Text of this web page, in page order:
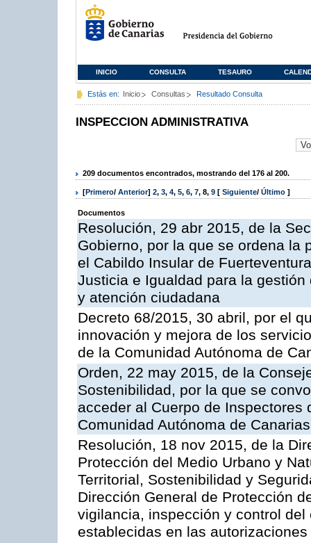
INICIO CONSULTA TESAURO
Estás en: Inicio Consultas Resultado Consulta
INSPECCION ADMINISTRATIVA
209 documentos encontrados, mostrando del 176 al 200.
[Primero/ Anterior] 2, 3, 4, 5, 6, 7, 8, 9 [ Siguiente/ Último ]
Documentos
Resolución, 29 abr 2015, de la
Gobierno, por la que se ordena la
el Cabildo Insular de
Justicia e Igualdad para la
y atención ciudadana
Decreto 68/2015, 30 abril, por el
innovación y mejora de los
de la Comunidad Autónoma de
Orden, 22 may 2015, de la
Sostenibilidad, por la que se
acceder al Cuerpo de
Comunidad Autónoma de Canarias
Resolución, 18 nov 2015, de la
Protección del Medio Urbano y
Territorial, Sostenibilidad y
Dirección General de Protección
vigilancia, inspección y control
establecidas en las